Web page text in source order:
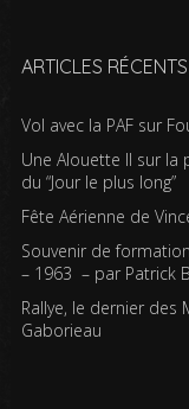
ARTICLES RÉCENTS
Vol avec la PAF sur
Une Alouette II sur la
du “Jour le plus long”
Fête Aérienne de
Souvenir de
– 1963 – par Patrick
Rallye, le dernier des
Gaborieau